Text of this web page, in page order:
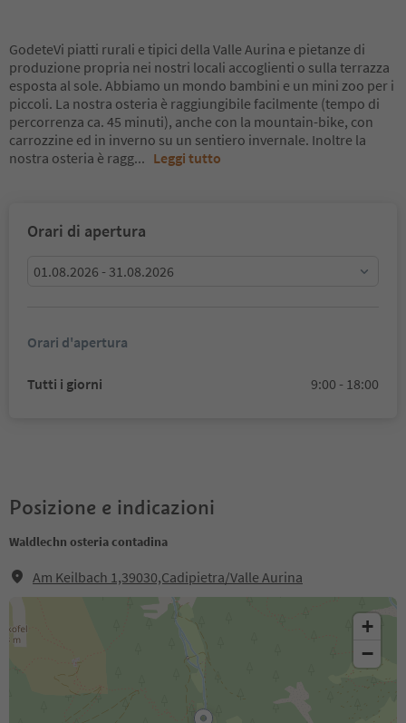
GodeteVi piatti rurali e tipici della Valle Aurina e pietanze di
produzione propria nei nostri locali accoglienti o sulla terrazza
esposta al sole. Abbiamo un mondo bambini e un mini zoo per i
piccoli. La nostra osteria è raggiungibile facilmente (tempo di
percorrenza ca. 45 minuti), anche con la mountain-bike, con
carrozzine ed in inverno su un sentiero invernale. Inoltre la
nostra osteria è ragg... Leggi tutto
Orari di apertura
01.08.2026 - 31.08.2026
Orari d'apertura
Tutti i giorni 9:00 - 18:00
Posizione e indicazioni
Waldlechn osteria contadina
Am Keilbach 1,39030,Cadipietra/Valle Aurina
+
−